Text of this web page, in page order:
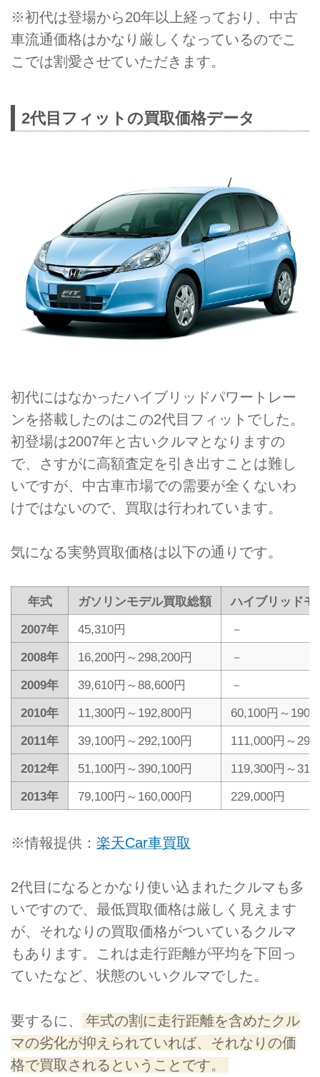
※初代は登場から20年以上経っており、中古
車流通価格はかなり厳しくなっているのでこ
こでは割愛させていただきます。
2代目フィットの買取価格データ
初代にはなかったハイブリッドパワートレー
ンを搭載したのはこの2代目フィットでした。
初登場は2007年と古いクルマとなりますの
で、さすがに高額査定を引き出すことは難し
いですが、中古車市場での需要が全くないわ
けではないので、買取は行われています。
気になる実勢買取価格は以下の通りです。
年式 ガソリンモデル買取総額
ハイブリッドモ
2007年
45,310円
－
2008年
16,200円～298,200円
－
2009年
39,610円～88,600円
－
2010年
11,300円～192,800円
60,100円～
2011年
39,100円～292,100円
111,000円～
2012年
51,100円～390,100円
119,300円～
2013年
79,100円～160,000円 229,000円
※情報提供： 楽天Car車買取
2代目になるとかなり使い込まれたクルマも多
いですので、最低買取価格は厳しく見えます
が、それなりの買取価格がついているクルマ
もあります。これは走行距離が平均を下回っ
ていたなど、状態のいいクルマでした。
要するに、
年式の割に走行距離を含めたクル
マの劣化が抑えられていれば、それなりの価
格で買取されるということです。